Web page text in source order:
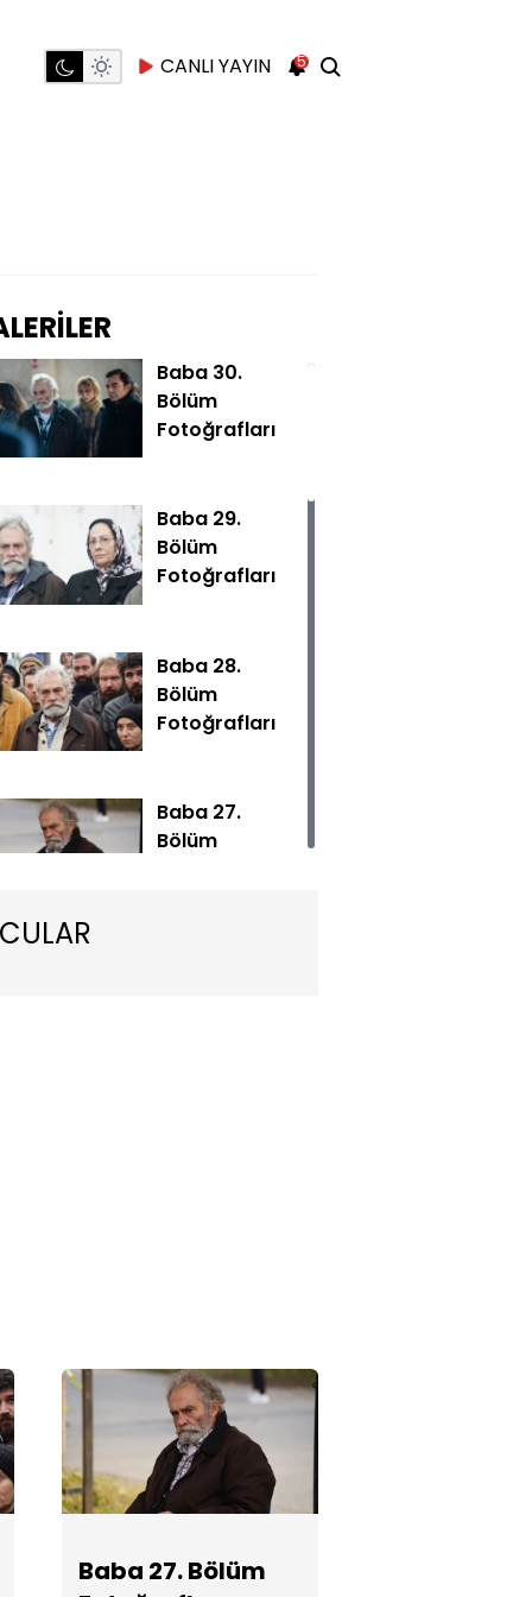
CANLI YAYIN 5
Baba 30.
Bölüm
Fotoğrafları
Baba 29.
Bölüm
Fotoğrafları
Baba 28.
Bölüm
Fotoğrafları
Baba 27.
Bölüm
Baba 23.
Bölüm
Fotoğrafları
Bölüm
Baba 27. Bölüm